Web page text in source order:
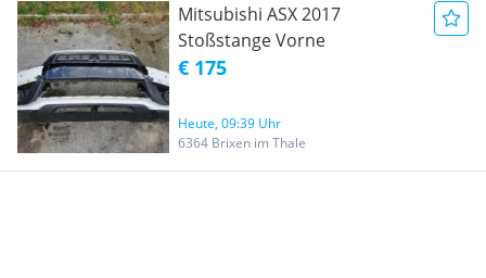
Mitsubishi ASX 2017
Stoßstange Vorne
€ 175
Heute, 09:39 Uhr
6364 Brixen im Thale